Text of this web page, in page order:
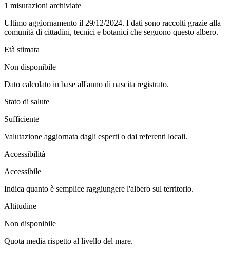
1 misurazioni archiviate
Ultimo aggiornamento il 29/12/2024. I dati sono raccolti grazie alla
comunità di cittadini, tecnici e botanici che seguono questo albero.
Età stimata
Non disponibile
Dato calcolato in base all'anno di nascita registrato.
Stato di salute
Sufficiente
Valutazione aggiornata dagli esperti o dai referenti locali.
Accessibilità
Accessibile
Indica quanto è semplice raggiungere l'albero sul territorio.
Altitudine
Non disponibile
Quota media rispetto al livello del mare.